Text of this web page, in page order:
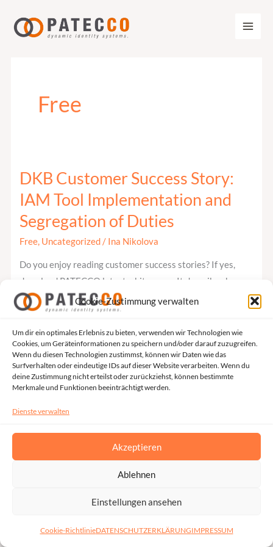
Cookie-Zustimmung verwalten
Um dir ein optimales Erlebnis zu bieten, verwenden wir Technologien wie
Cookies, um Geräteinformationen zu speichern und/oder darauf zuzugreifen.
Wenn du diesen Technologien zustimmst, können wir Daten wie das
Surfverhalten oder eindeutige IDs auf dieser Website verarbeiten. Wenn du
deine Zustimmung nicht erteilst oder zurückziehst, können bestimmte
Merkmale und Funktionen beeinträchtigt werden.
Dienste verwalten
Akzeptieren
Ablehnen
Einstellungen ansehen
Cookie-RichtlinieDATENSCHUTZERKLÄRUNGIMPRESSUM
Inhalt
springen
Free
DKB Customer Success Story:
IAM Tool Implementation and
Segregation of Duties
Free, Uncategorized/ Ina Nikolova
Do you enjoy reading customer success stories? If yes,
download PATECCO latest whitepaper. It describes how a
renowned German banking institution overcomes a
number of security challenges by means of unique
combination of strategies, methods, and integration of an
IAM tool, coupled with robust segregation of duties
practices. This customer success story serves as a good
example and as an inspiration for the financial companies
providing security, efficiency, and compliance in the
image and download the document:
DKB
Customer
Success
Story:
IAM
and
Segregation
Duties